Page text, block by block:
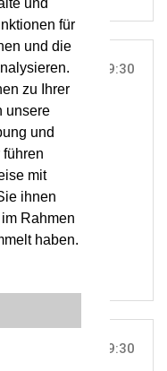
und
für
und die
zu Ihrer
unsere
und
mit
ihnen
Rahmen
haben.
19:30
Abo)
19:30